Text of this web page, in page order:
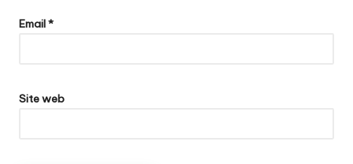
Email*
Site web